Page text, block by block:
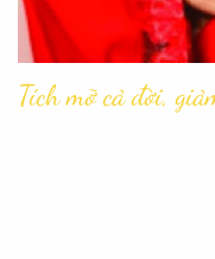
Tích mỡ cả đời,